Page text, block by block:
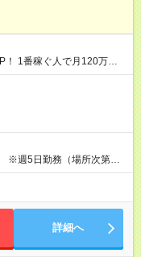
1番稼ぐ人で月120万ほ
1日150個配達×25日勤務
※週5日勤務（場所次第で
間外での勤務可能性有り ※
了次第、帰社OKです
詳細へ